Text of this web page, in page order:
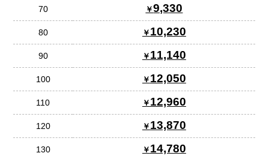
70 9,330
80 10,230
90 11,140
100 12,050
110 12,960
120 13,870
130 14,780